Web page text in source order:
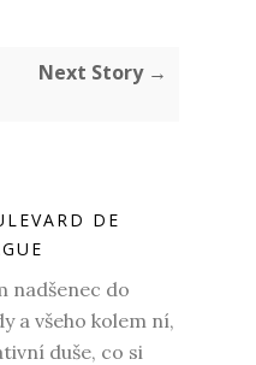
Next Story →
DE
nadšenec do
a všeho kolem ní,
duše, co si